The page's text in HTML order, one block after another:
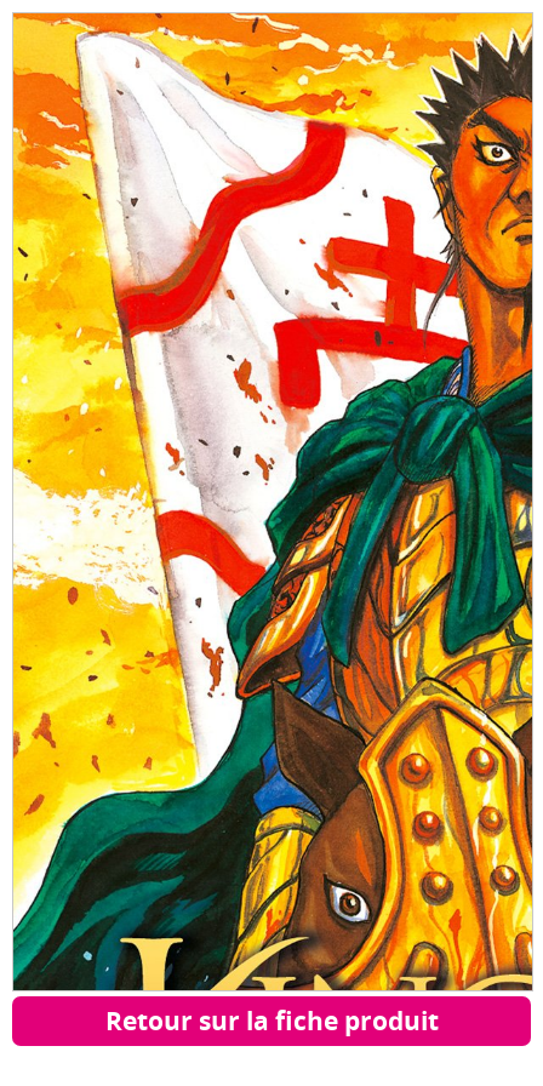
Retour sur la fiche produit